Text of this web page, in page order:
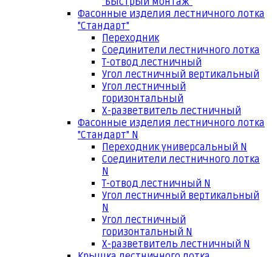
Фасонные изделия лестничного лотка
"Стандарт"
Переходник
Соединители лестничного лотка
Т-отвод лестничный
Угол лестничный вертикальный
Угол лестничный
горизонтальный
Х-разветвитель лестничный
Фасонные изделия лестничного лотка
"Стандарт" N
Переходник универсальный N
Соединители лестничного лотка
N
Т-отвод лестничный N
Угол лестничный вертикальный
N
Угол лестничный
горизонтальный N
Х-разветвитель лестничный N